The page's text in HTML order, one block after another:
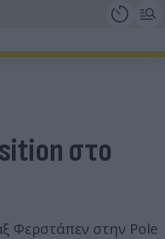
στο
Φερστάπεν στην Pole